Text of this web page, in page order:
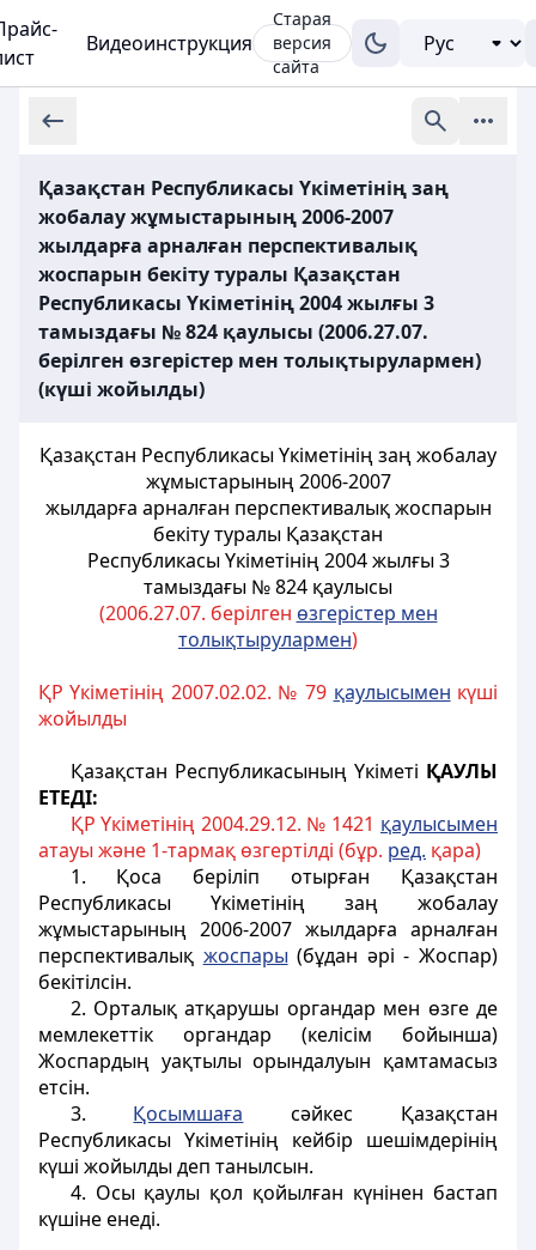
Видеоинструкция
Старая
версия
сайта
Қазақстан Республикасы Yкіметінің заң
жобалау жұмыстарының 2006-2007
жылдарға арналған перспективалық
жоспарын бекіту туралы Қазақстан
Республикасы Үкіметінің 2004 жылғы 3
тамыздағы № 824 қаулысы (2006.27.07.
берілген өзгерістер мен толықтырулармен)
(күші жойылды)
Қазақстан Республикасы Yкіметінiң заң жобалау
жұмыстарының 2006-2007
жылдарға арналған перспективалық жоспарын
бекіту туралы Қазақстан
Республикасы Үкіметінің 2004 жылғы 3
тамыздағы № 824 қаулысы
(2006.27.07. берілген өзгерістер мен
толықтырулармен)
ҚР Үкіметінің 2007.02.02. № 79 қаулысымен күші
жойылды
Қазақстан Республикасының Үкіметі ҚАУЛЫ
ЕТЕДІ:
ҚР Үкіметінің 2004.29.12. № 1421 қаулысымен
атауы және 1-тармақ өзгертілді (бұр. ред. қара)
1. Қоса берілiп отырған Қазақстан
Республикасы Үкiметінің заң жобалау
жұмыстарының 2006-2007 жылдарға арналған
перспективалық жоспары (бұдан әрi - Жоспар)
бекітілсiн.
2. Орталық атқарушы органдар мен өзге де
мемлекеттік органдар (келісім бойынша)
Жоспардың уақтылы орындалуын қамтамасыз
етсiн.
3. Қосымшаға сәйкес Қазақстан
Республикасы Үкіметінiң кейбір шешiмдерiнiң
күшi жойылды деп танылсын.
4. Осы қаулы қол қойылған күнінен бастап
күшiне енедi.